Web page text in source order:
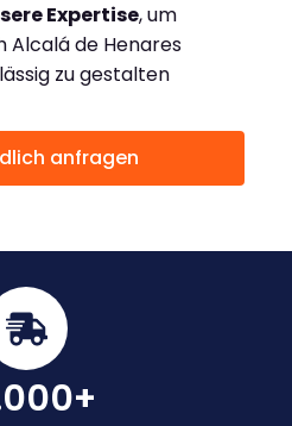
Expertise, um
Alcalá de Henares
zu gestalten
anfragen